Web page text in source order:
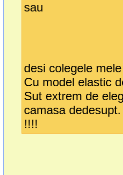
sau
desi colegele
Cu model elastic
Sut extrem de
camasa
!!!!